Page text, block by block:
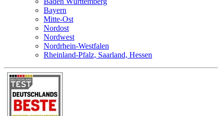
Bayern
Mitte-Ost
Nordost
Nordwest
Nordrhein-Westfalen
Rheinland-Pfalz, Saarland, Hessen